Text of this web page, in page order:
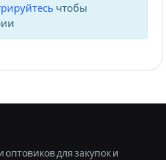
чтобы
для закупок и